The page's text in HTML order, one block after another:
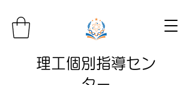
理工個別指導セン